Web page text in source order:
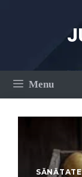
Menu
SĂNĂTATE